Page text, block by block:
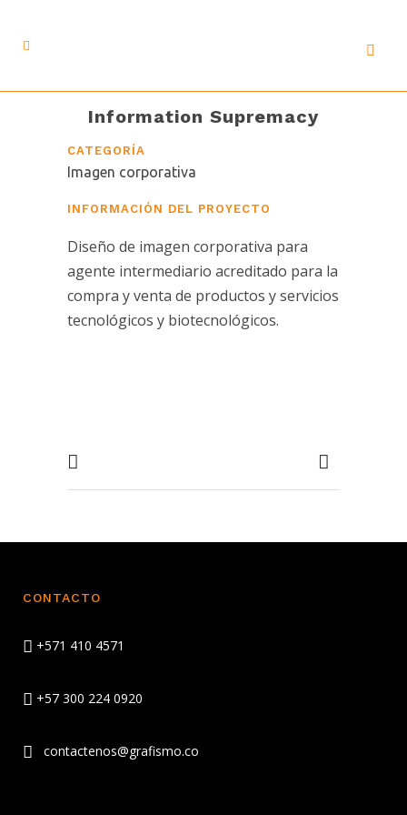
Information Supremacy
CATEGORÍA
Imagen corporativa
INFORMACIÓN DEL PROYECTO
Diseño de imagen corporativa para
agente intermediario acreditado para la
compra y venta de productos y servicios
tecnológicos y biotecnológicos.
CONTACTO
+571 410 4571
+57 300 224 0920
contactenos@grafismo.co